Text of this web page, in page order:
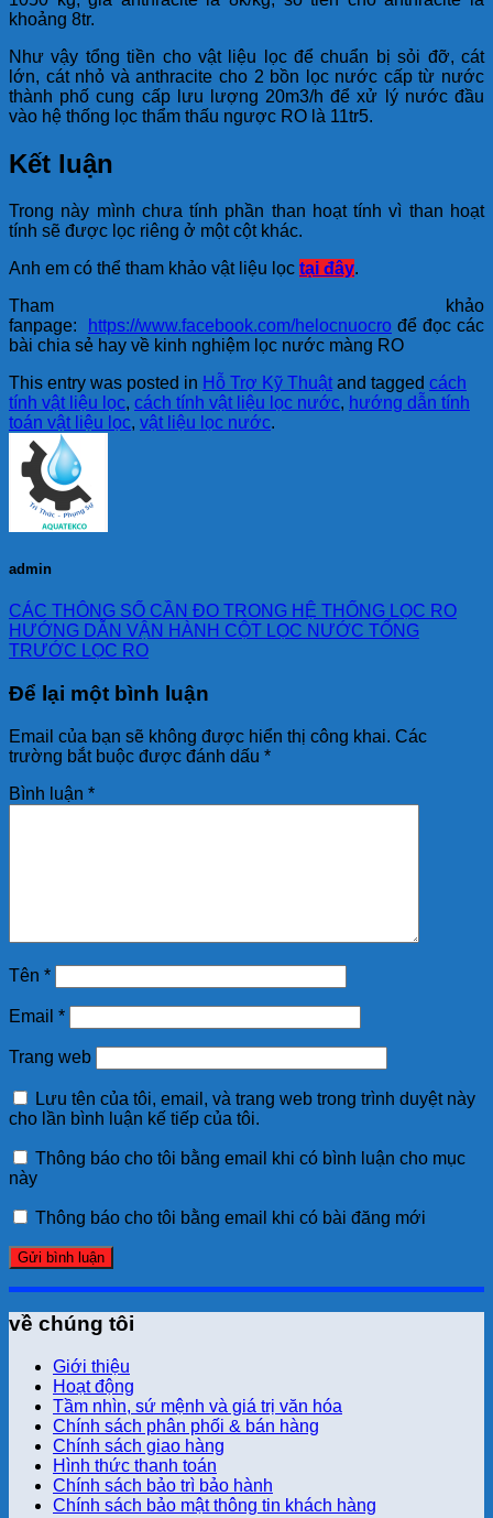
khoảng 8tr.
Như vậy tổng tiền cho vật liệu lọc để chuẩn bị sỏi đỡ, cát
lớn, cát nhỏ và anthracite cho 2 bồn lọc nước cấp từ nước
thành phố cung cấp lưu lượng 20m3/h để xử lý nước đầu
vào hệ thống lọc thẩm thấu ngược RO là 11tr5.
Kết luận
Trong này mình chưa tính phần than hoạt tính vì than hoạt
tính sẽ được lọc riêng ở một cột khác.
Anh em có thể tham khảo vật liệu lọc tại đây.
Tham khảo
fanpage:
https://www.facebook.com/helocnuocro để đọc các
bài chia sẻ hay về kinh nghiệm lọc nước màng RO
This entry was posted in Hỗ Trợ Kỹ Thuật and tagged cách
tính vật liệu lọc, cách tính vật liệu lọc nước, hướng dẫn tính
toán vật liệu lọc, vật liệu lọc nước.
admin
CÁC THÔNG SỐ CẦN ĐO TRONG HỆ THỐNG LỌC RO
HƯỚNG DẪN VẬN HÀNH CỘT LỌC NƯỚC TỔNG
TRƯỚC LỌC RO
Để lại một bình luận
Email của bạn sẽ không được hiển thị công khai. Các
trường bắt buộc được đánh dấu *
Bình luận *
Tên *
Email *
Trang web
Lưu tên của tôi, email, và trang web trong trình duyệt này
cho lần bình luận kế tiếp của tôi.
Thông báo cho tôi bằng email khi có bình luận cho mục
này
Thông báo cho tôi bằng email khi có bài đăng mới
về chúng tôi
Giới thiệu
Hoạt động
Tầm nhìn, sứ mệnh và giá trị văn hóa
Chính sách phân phối & bán hàng
Chính sách giao hàng
Hình thức thanh toán
Chính sách bảo trì bảo hành
Chính sách bảo mật thông tin khách hàng